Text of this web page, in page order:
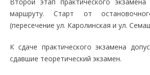
маршруту. Старт от
(пересечение ул. Каролинская и ул.
К сдаче практического экзамена
сдавшие теоретический экзамен.